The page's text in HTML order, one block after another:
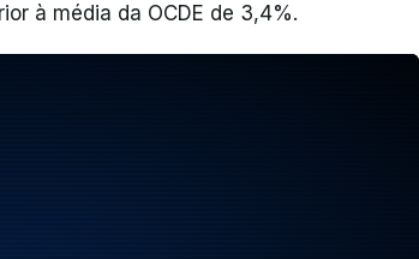
à média da OCDE de 3,4%.